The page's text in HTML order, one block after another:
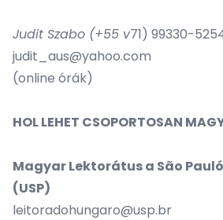
Judit Szabo (+55 v71) 99330-
judit_aus@yahoo.com
(online órák)
HOL LEHET CSOPORTOSAN
Magyar Lektorátus a São
(USP)
leitoradohungaro@usp.br